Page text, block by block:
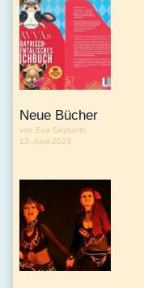
Neue Bücher
von Eva Seyberth
13. April 2023